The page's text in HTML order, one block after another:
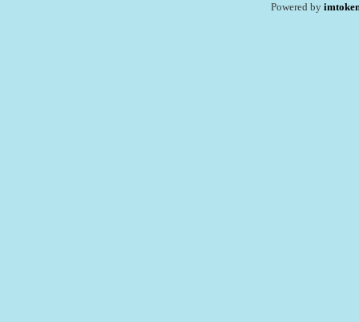
Powered by